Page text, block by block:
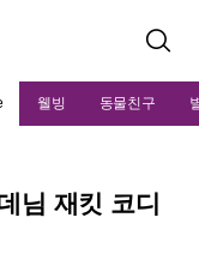
검
웰빙 동물친구
님 재킷 코디